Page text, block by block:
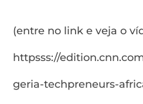
(entre no link e veja o
httpsss://
geria-techpreneurs-